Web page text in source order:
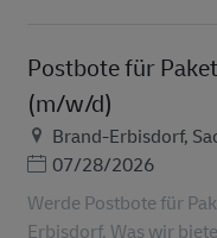
Postbote für
(m/w/d)
Τοποθεσία
Brand-Erbisdorf,
Ημερομηνία Ανάρτησης
07/28/2026
Werde Postbote für
Erbisdorf. Was wir